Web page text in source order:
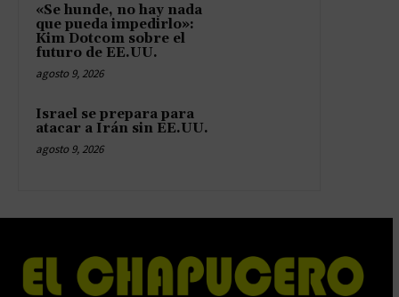
«Se hunde, no hay nada
que pueda impedirlo»:
Kim Dotcom sobre el
futuro de EE.UU.
agosto 9, 2026
Israel se prepara para
atacar a Irán sin EE.UU.
agosto 9, 2026